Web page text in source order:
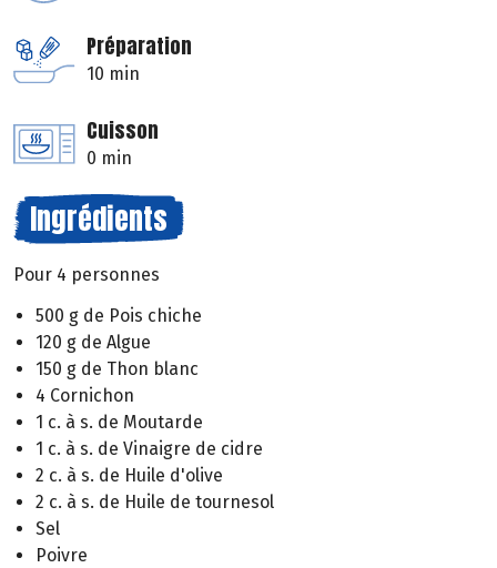
Préparation
10 min
Cuisson
0 min
Ingrédients
Pour 4 personnes
500 g de Pois chiche
120 g de Algue
150 g de Thon blanc
4 Cornichon
1 c. à s. de Moutarde
1 c. à s. de Vinaigre de cidre
2 c. à s. de Huile d'olive
2 c. à s. de Huile de tournesol
Sel
Poivre